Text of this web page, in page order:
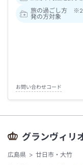
旅の過ごし方
発の方対象
お問い合わせコード
グランヴィ
広島県
廿日市・大竹